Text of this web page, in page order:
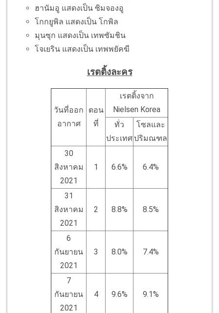
ฮานัมอู แสดงเป็น ซิมจองอู
โกกยูพิล แสดงเป็น โกพิล
มุนซุก แสดงเป็น เทพซัมชิน
โจเยริน แสดงเป็น เทพพยัคฆี
เรตติ้งละคร
วันที่ออก
อากาศ
ตอน
ที่
เรตติ้งจาก
Nielsen Korea
ทั่ว
ประเทศ
โซลและ
ปริมณฑล
30
สิงหาคม
2021
1 6.6% 6.4%
31
สิงหาคม
2021
2 8.8% 8.5%
6
กันยายน
2021
3 8.0% 7.4%
7
กันยายน
2021
4 9.6% 9.1%